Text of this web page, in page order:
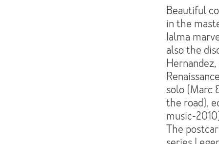
Beautiful
in the
Ialma
also the
solo (Marc
the road),
music-
The